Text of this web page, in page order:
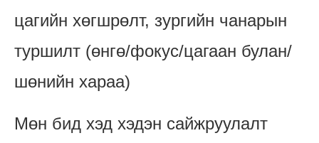
цагийн хөгшрөлт, зургийн чанарын
туршилт (өнгө/фокус/цагаан булан/
шөнийн хараа)
Мөн бид хэд хэдэн сайжруулалт